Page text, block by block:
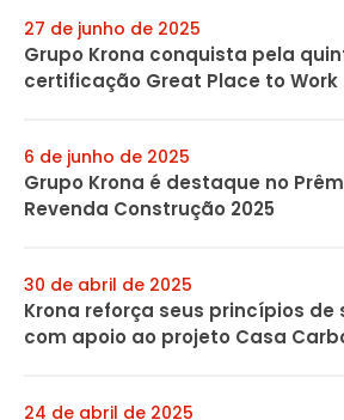
27 de junho de 2025
Grupo Krona conquista pela
certificação Great Place to Work
6 de junho de 2025
Grupo Krona é destaque no
Revenda Construção 2025
30 de abril de 2025
Krona reforça seus princípios
com apoio ao projeto Casa
24 de abril de 2025